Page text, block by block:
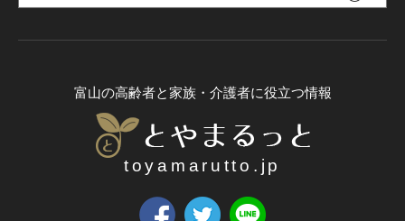
富山の高齢者と家族・介護者に役立つ情報
toyamarutto.jp